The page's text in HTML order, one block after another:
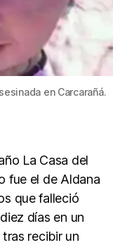
en Carcarañá.
La Casa del
fue el de Aldana
que falleció
días en un
recibir un